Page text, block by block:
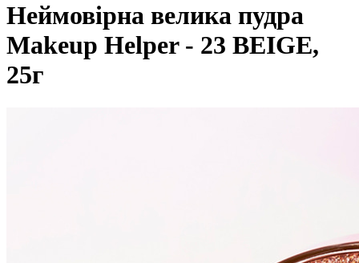
Неймовірна велика пудра
Makeup Helper - 23 BEIGE,
25г